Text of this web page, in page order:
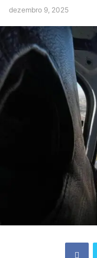
dezembro 9, 2025